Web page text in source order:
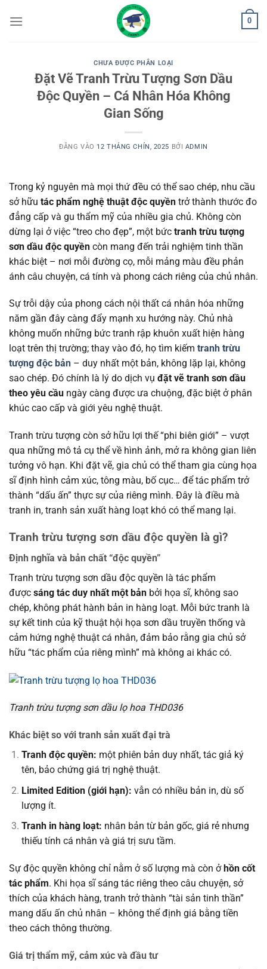
qua
0
CHƯA ĐƯỢC PHÂN LOẠI
Đặt Vẽ Tranh Trừu Tượng Sơn Dầu
Độc Quyền – Cá Nhân Hóa Không
Gian Sống
ĐĂNG VÀO 12 THÁNG CHÍN, 2025 BỞI ADMIN
Trong kỷ nguyên mà mọi thứ đều có thể sao chép, nhu cầu
sở hữu tác phẩm nghệ thuật độc quyền trở thành thước đo
đẳng cấp và gu thẩm mỹ của nhiều gia chủ. Không còn
dừng lại ở việc “treo cho đẹp”, một bức tranh trừu tượng
sơn dầu độc quyền còn mang đến trải nghiệm tinh thần
khác biệt – nơi mỗi đường cọ, mỗi mảng màu đều phản
ánh câu chuyện, cá tính và phong cách riêng của chủ nhân.
Sự trỗi dậy của phong cách nội thất cá nhân hóa những
năm gần đây càng đẩy mạnh xu hướng này. Chủ nhà
không muốn những bức tranh rập khuôn xuất hiện hàng
loạt trên thị trường; thay vào đó, họ tìm kiếm tranh trừu
tượng độc bản – duy nhất một bản, không lặp lại, không
sao chép. Đó chính là lý do dịch vụ đặt vẽ tranh sơn dầu
theo yêu cầu ngày càng được ưa chuộng, đặc biệt ở phân
khúc cao cấp và giới yêu nghệ thuật.
Tranh trừu tượng còn sở hữu lợi thế “phi biên giới” – vượt
qua những mô tả cụ thể về hình ảnh, mở ra không gian liên
tưởng vô hạn. Khi đặt vẽ, gia chủ có thể tham gia cùng họa
sĩ định hình cảm xúc, tông màu, bố cục… để tác phẩm trở
thành “dấu ấn” thực sự của riêng mình. Đây là điều mà
tranh in, tranh sản xuất hàng loạt khó có thể mang lại.
Tranh trừu tượng sơn dầu độc quyền là gì?
Định nghĩa và bản chất “độc quyền”
Tranh trừu tượng sơn dầu độc quyền là tác phẩm
được sáng tác duy nhất một bản bởi họa sĩ, không sao
chép, không phát hành bản in hàng loạt. Mỗi bức tranh là
sự kết tinh của kỹ thuật hội họa sơn dầu truyền thống và
cảm hứng nghệ thuật cá nhân, đảm bảo rằng gia chủ sở
hữu “tác phẩm của riêng mình” mà không ai khác có.
Tranh trừu tượng sơn dầu lọ hoa THD036
Khác biệt so với tranh sản xuất đại trà
Tranh độc quyền: một phiên bản duy nhất, tác giả ký
tên, bảo chứng giá trị nghệ thuật.
Limited Edition (giới hạn): vẫn có nhiều bản in, dù số
lượng ít.
Tranh in hàng loạt: nhân bản từ bản gốc, giá rẻ nhưng
thiếu tính cá nhân và giá trị sưu tầm.
Sự độc quyền không chỉ nằm ở số lượng mà còn ở hồn cốt
tác phẩm. Khi họa sĩ sáng tác riêng theo câu chuyện, sở
thích của khách hàng, tranh trở thành “tài sản tinh thần”
mang dấu ấn chủ nhân – không thể định giá bằng tiền
theo cách thông thường.
Giá trị thẩm mỹ, cảm xúc và đầu tư